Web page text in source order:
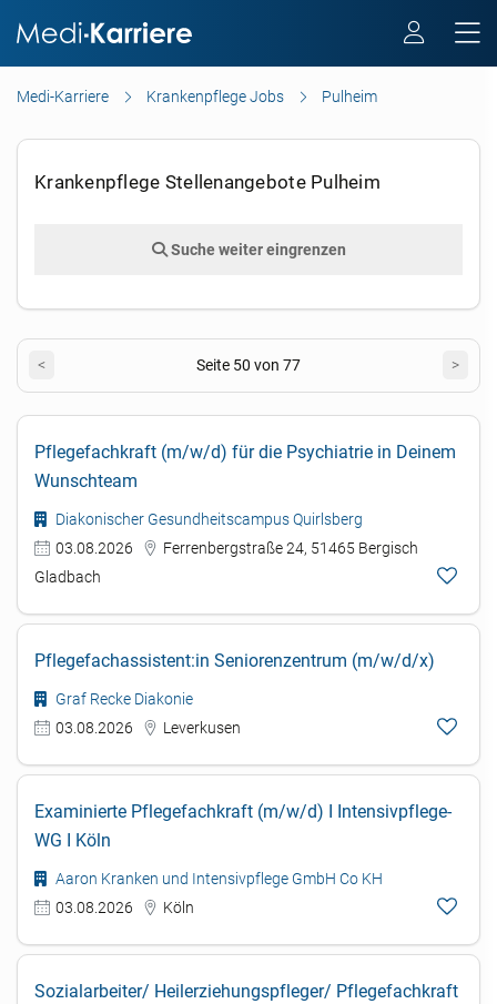
Medi-Karriere Krankenpflege Jobs Pulheim
Krankenpflege Stellenangebote Pulheim
Suche weiter eingrenzen
Seite 50 von 77
< >
Pflegefachkraft (m/w/d) für die Psychiatrie in Deinem
Wunschteam
Diakonischer Gesundheitscampus Quirlsberg
03.08.2026
Ferrenbergstraße 24, 51465 Bergisch
Gladbach
Pflegefachassistent:in Seniorenzentrum (m/w/d/x)
Graf Recke Diakonie
03.08.2026
Leverkusen
Examinierte Pflegefachkraft (m/w/d) I Intensivpflege-
WG I Köln
Aaron Kranken und Intensivpflege GmbH Co KH
03.08.2026
Köln
Sozialarbeiter/ Heilerziehungspfleger/ Pflegefachkraft